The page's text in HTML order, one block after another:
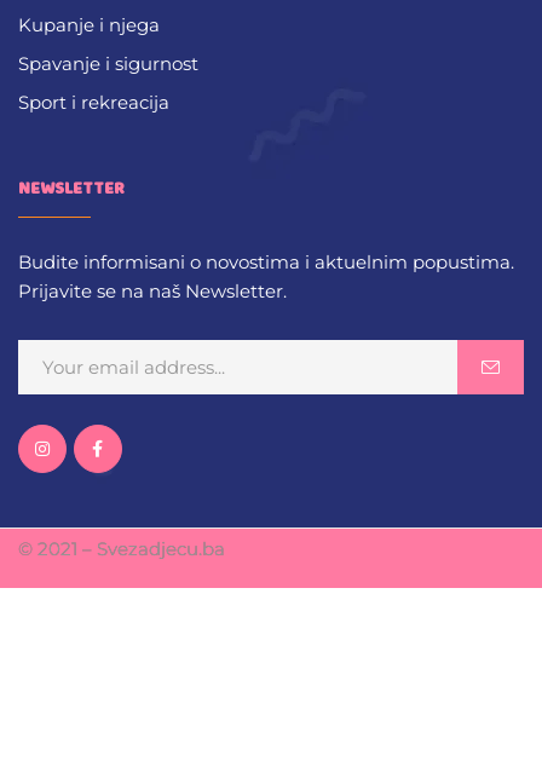
Kupanje i njega
Spavanje i sigurnost
Sport i rekreacija
NEWSLETTER
Budite informisani o novostima i aktuelnim popustima.
Prijavite se na naš Newsletter.
© 2021 – Svezadjecu.ba